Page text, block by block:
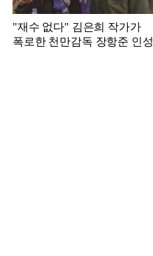
"재수 없다" 김은희 작가가
폭로한 천만감독 장항준 인성